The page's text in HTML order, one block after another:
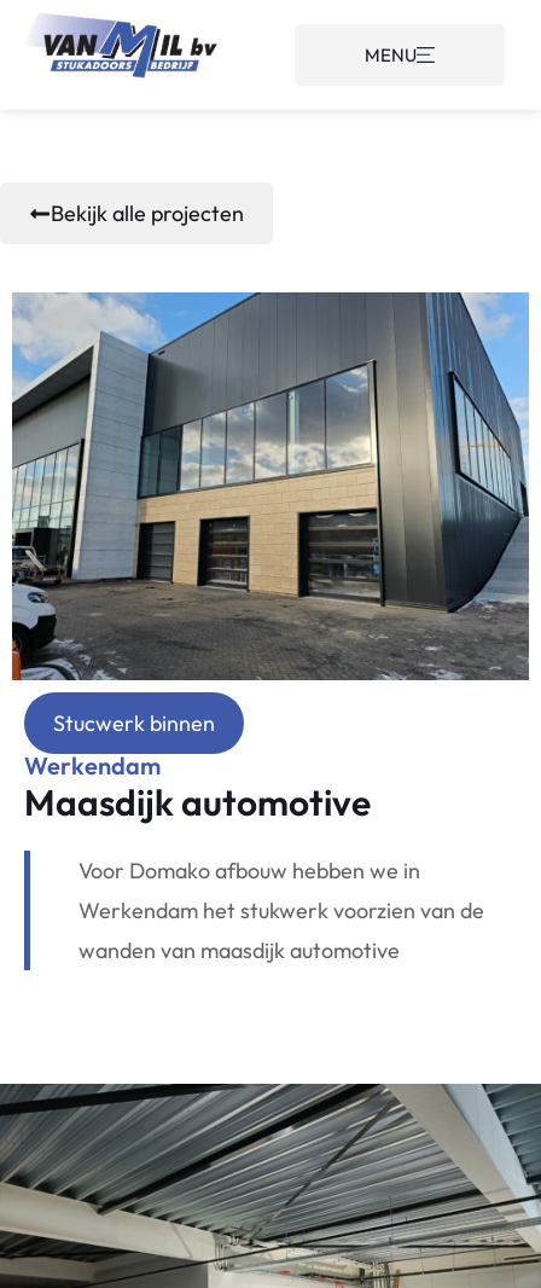
MENU
Bekijk alle projecten
Stucwerk binnen
Werkendam
Maasdijk automotive
Voor Domako afbouw hebben we in
Werkendam het stukwerk voorzien van de
wanden van maasdijk automotive